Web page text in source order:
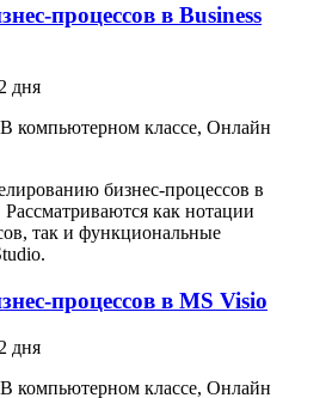
процессов в Business
2 дня
В компьютерном классе, Онлайн
бизнес-процессов в
Рассматриваются как нотации
так и функциональные
процессов в MS Visio
2 дня
В компьютерном классе, Онлайн